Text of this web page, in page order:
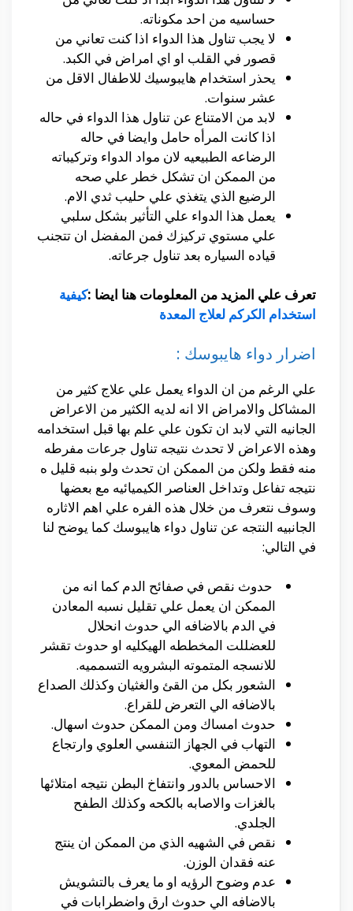
حساسيه من احد مكوناته.
لا يجب تناول هذا الدواء اذا كنت تعاني من
قصور في القلب او اي امراض في الكبد.
يحذر استخدام هايبوسيك للاطفال الاقل من
عشر سنوات.
لابد من الامتناع عن تناول هذا الدواء في حاله
اذا كانت المرأه حامل وايضا في حاله
الرضاعه الطبيعيه لان مواد الدواء وتركيباته
من الممكن ان تشكل خطر علي صحه
الرضيع الذي يتغذي علي حليب ثدي الام.
يعمل هذا الدواء علي التأثير بشكل سلبي
علي مستوي تركيزك فمن المفضل ان تتجنب
قياده السياره بعد تناول جرعاته.
تعرف علي المزيد من المعلومات هنا ايضا :كيفية
استخدام الكركم لعلاج المعدة
اضرار دواء هايبوسك :
علي الرغم من ان الدواء يعمل علي علاج كثير من
المشاكل والامراض الا انه لديه الكثير من الاعراض
الجانيه التي لابد ان تكون علي علم بها قبل استخدامه
وهذه الاعراض لا تحدث نتيجه تناول جرعات مفرطه
منه فقط ولكن من الممكن ان تحدث ولو بنبه قليل ه
نتيجه تفاعل وتداخل العناصر الكيميائيه مع بعضها
وسوف نتعرف من خلال هذه الفره علي اهم الاثاره
الجانبيه النتجه عن تناول دواء هايبوسك كما يوضح لنا
في التالي:
حدوث نقص في صفائح الدم كما انه من
الممكن ان يعمل علي تقليل نسبه المعادن
في الدم بالاضافه الي حدوث انحلال
للعضللت المخططه الهيكليه او حدوث تقشر
للانسجه المتموته البشرويه التسمميه.
الشعور بكل من القئ والغثيان وكذلك الصداع
بالاضافه الي التعرض للقراع.
حدوث امساك ومن الممكن حدوث اسهال.
التهاب في الجهاز التنفسي العلوي وارتجاع
للحمض المعوي.
الاحساس بالدور وانتفاخ البطن نتيجه امتلائها
بالغزات والاصابه بالكحه وكذلك الطفح
الجلدي.
نقص في الشهيه الذي من الممكن ان ينتج
عنه فقدان الوزن.
عدم وضوح الرؤيه او ما يعرف بالتشويش
بالاضافه الي حدوث ارق واضطرابات في